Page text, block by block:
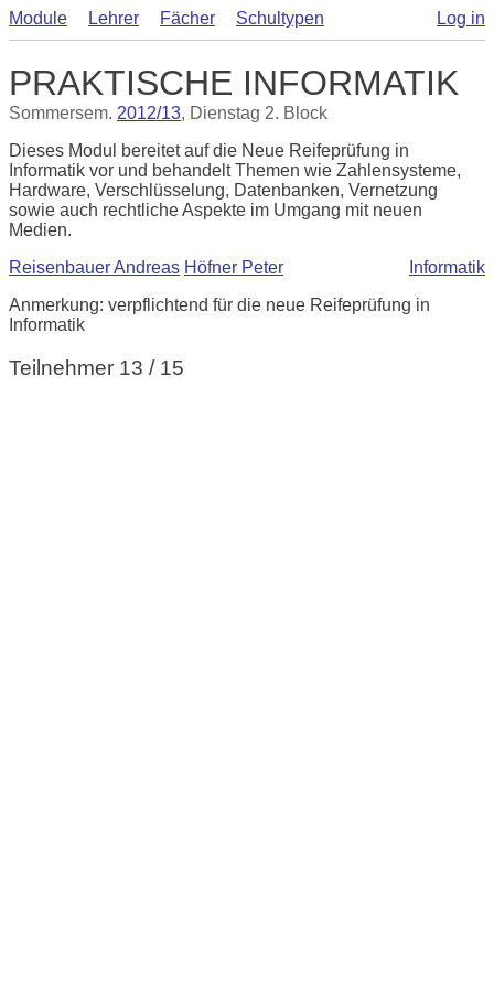
Module Lehrer Fächer Schultypen Log in
PRAKTISCHE INFORMATIK
Sommersem. 2012/13, Dienstag 2. Block
Dieses Modul bereitet auf die Neue Reifeprüfung in
Informatik vor und behandelt Themen wie Zahlensysteme,
Hardware, Verschlüsselung, Datenbanken, Vernetzung
sowie auch rechtliche Aspekte im Umgang mit neuen
Medien.
Informatik
Reisenbauer Andreas Höfner Peter
Anmerkung: verpflichtend für die neue Reifeprüfung in
Informatik
Teilnehmer 13 / 15